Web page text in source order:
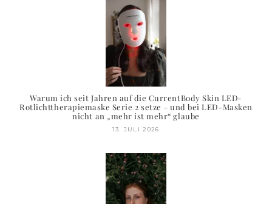
Warum ich seit Jahren auf die CurrentBody Skin LED-
Rotlichttherapiemaske Serie 2 setze – und bei LED-Masken
nicht an „mehr ist mehr“ glaube
13. JULI 2026